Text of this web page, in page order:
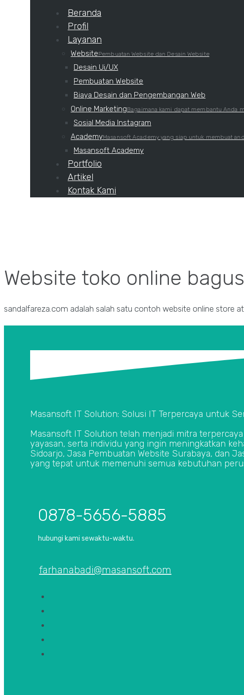
Beranda
Profil
Layanan
WebsitePembuatan Website dan Desain Website
Desain Ui/UX
Pembuatan Website
Biaya Desain dan Pengembangan Web
Online MarketingBagaimana kami dapat membantu Anda
Sosial Media Instagram
AcademyMasansoft Academy yang siap untuk membuat
Masansoft Academy
Portfolio
Artikel
Kontak Kami
Website toko online
sandalfareza.com adalah salah satu contoh website online store
Masansoft IT Solution: Solusi IT Terpercaya untuk
Masansoft IT Solution telah menjadi mitra
yayasan, serta individu yang ingin meningkatkan
Sidoarjo, Jasa Pembuatan Website Surabaya, dan
yang tepat untuk memenuhi semua kebutuhan
0878-5656-5885
hubungi kami sewaktu-waktu.
farhanabadi@masansoft.com